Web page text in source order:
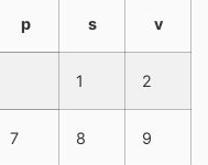
p s v
1 2
7 8 9